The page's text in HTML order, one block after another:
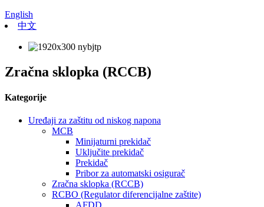
English
中文
Zračna sklopka (RCCB)
Kategorije
Uređaji za zaštitu od niskog napona
MCB
Minijaturni prekidač
Uključite prekidač
Prekidač
Pribor za automatski osigurač
Zračna sklopka (RCCB)
RCBO (Regulator diferencijalne zaštite)